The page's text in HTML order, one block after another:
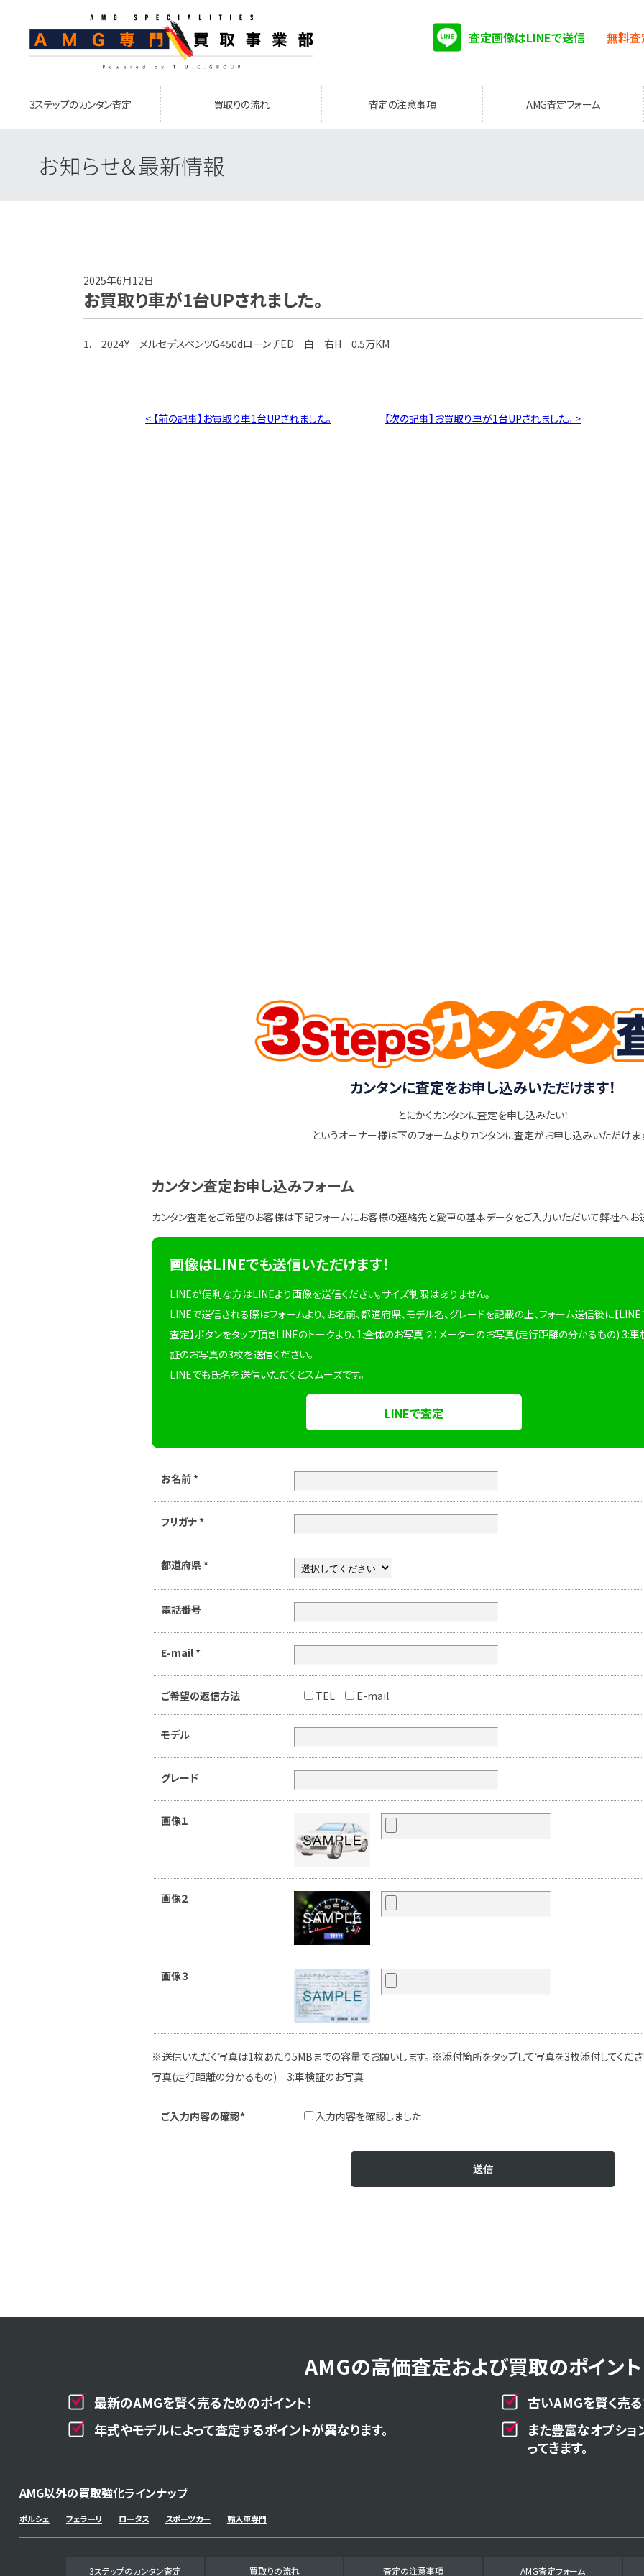
査定画像はLINEで送信 無料査
3ステップのカンタン査定 買取りの流れ 査定の注意事項 AMG査定フォーム
お知らせ＆最新情報
2025年6月12日
お買取り車が1台UPされました。
1. 2024Y メルセデスベンツG450dローンチED 白 右H 0.5万KM
< 【前の記事】お買取り車1台UPされました。 【次の記事】お買取り車が1台UPされました。 >
カンタンに査定をお申し込みいただけます！
とにかくカンタンに査定を申し込みたい！
というオーナー様は下のフォームよりカンタンに査定がお申し込みいただけま
カンタン査定お申し込みフォーム
カンタン査定をご希望のお客様は下記フォームにお客様の連絡先と愛車の基本データをご入力いただいて弊社へお
画像はLINEでも送信いただけます！
LINEが便利な方はLINEより画像を送信ください。サイズ制限はありません。
LINEで送信される際はフォームより、お名前、都道府県、モデル名、グレードを記載の上、フォーム送信後に【LINE
査定】ボタンをタップ頂きLINEのトークより、1:全体のお写真 ２：メーターのお写真(走行距離の分かるもの) 3:車
証のお写真の3枚を送信ください。
LINEでも氏名を送信いただくとスムーズです。
LINEで査定
お名前 *
フリガナ *
都道府県 *
電話番号
E-mail *
ご希望の返信方法 TEL E-mail
モデル
グレード
画像１
画像２
画像３
※送信いただく写真は1枚あたり5MBまでの容量でお願いします。 ※添付箇所をタップして写真を3枚添付してくだ
写真(走行距離の分かるもの) 3:車検証のお写真
ご入力内容の確認* 入力内容を確認しました
AMGの高価査定および買取のポイント
最新のAMGを賢く売るためのポイント！
古いAMGを賢く売
年式やモデルによって査定するポイントが異なります。
また豊富なオプシ
ってきます。
AMG以外の買取強化ラインナップ
ポルシェ フェラーリ ロータス スポーツカー 輸入車専門
3ステップのカンタン査定 買取りの流れ 査定の注意事項 AMG査定フォーム